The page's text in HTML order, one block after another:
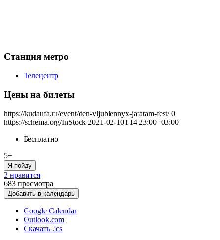
Станция метро
Телецентр
Цены на билеты
https://kudaufa.ru/event/den-vljublennyx-jaratam-fest/ 0
https://schema.org/InStock 2021-02-10T14:23:00+03:00
Бесплатно
5+
Я пойду
2 нравится
683 просмотра
Добавить в календарь
Google Calendar
Outlook.com
Скачать .ics